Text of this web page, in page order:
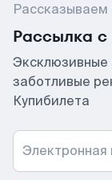
Рассказываем
Рассылка
Эксклюзивные
заботливые
Купибилета
Электронная